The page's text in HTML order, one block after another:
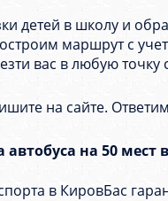
детей в школу и
маршрут с
вас в любую точку
на сайте.
на 50 мест
в КировБас